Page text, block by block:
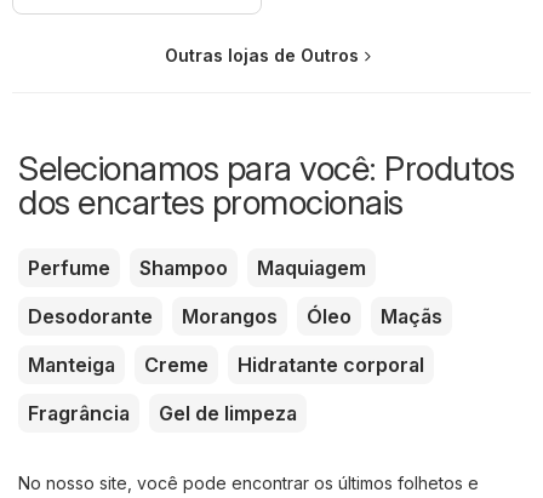
Outras lojas de Outros
Selecionamos para você: Produtos
dos encartes promocionais
Perfume Shampoo
Maquiagem
Desodorante
Morangos Óleo
Maçãs
Manteiga
Creme
Hidratante corporal
Fragrância
Gel de limpeza
No nosso site, você pode encontrar os últimos folhetos e